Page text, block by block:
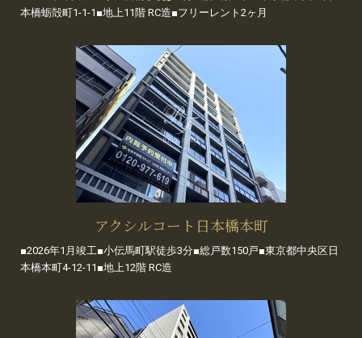
本橋蛎殻町1-1-1■地上11階 RC造■フリーレント2ヶ月
アクシルコート日本橋本町
■2026年1月竣工■小伝馬町駅徒歩3分■総戸数150戸■東京都中央区日
本橋本町4-12-11■地上12階 RC造